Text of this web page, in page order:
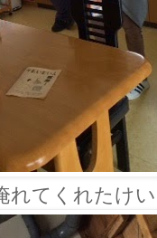
れてくれたけ